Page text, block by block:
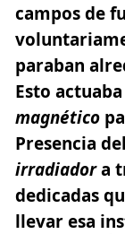
campos de
paraban
Esto
magnético
Presencia
irradiadora
dedicadas
llevar esa